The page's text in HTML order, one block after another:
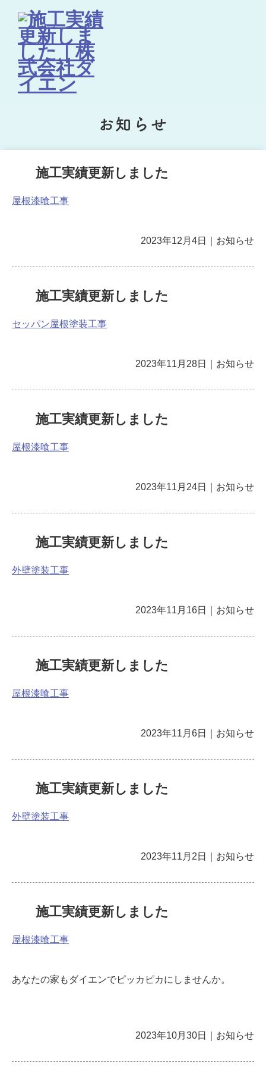
お知らせ
施工実績更新しました
屋根漆喰工事
2023年12月4日 お知らせ
施工実績更新しました
セッパン屋根塗装工事
2023年11月28日 お知らせ
施工実績更新しました
屋根漆喰工事
2023年11月24日 お知らせ
施工実績更新しました
外壁塗装工事
2023年11月16日 お知らせ
施工実績更新しました
屋根漆喰工事
2023年11月6日 お知らせ
施工実績更新しました
外壁塗装工事
2023年11月2日 お知らせ
施工実績更新しました
屋根漆喰工事
あなたの家もダイエンでピッカピカにしませんか。
2023年10月30日 お知らせ